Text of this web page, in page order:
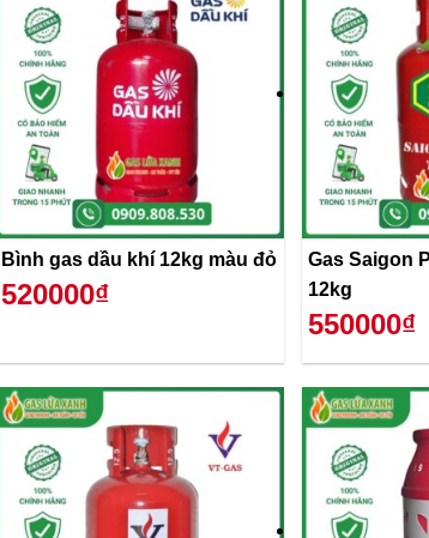
Bình gas dầu khí 12kg màu đỏ
520000₫
Gas Saigon
12kg
550000₫